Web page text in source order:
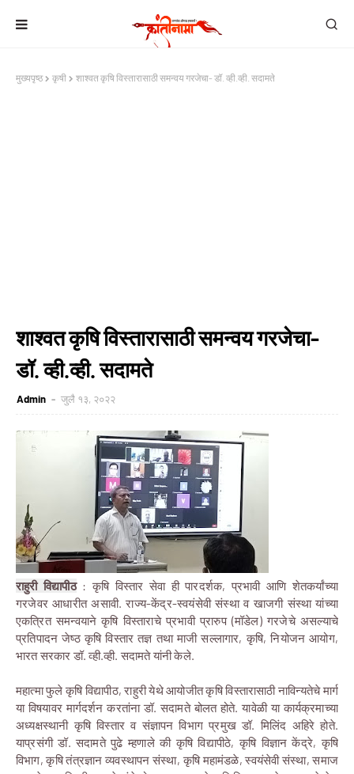
मुख्यपृष्ठ कृषी शाश्वत कृषि विस्तारासाठी समन्वय गरजेचा- डॉ. व्ही.व्ही. सदामते
शाश्वत कृषि विस्तारासाठी समन्वय गरजेचा-
डॉ. व्ही.व्ही. सदामते
Admin जुलै १३, २०२२
राहुरी विद्यापीठ:कृषि विस्तार सेवा ही पारदर्शक, प्रभावी आणि शेतकर्यांच्या
गरजेवर आधारीत असावी. राज्य-केंद्र-स्वयंसेवी संस्था व खाजगी संस्था यांच्या
एकत्रित समन्वयाने कृषि विस्ताराचे प्रभावी प्रारुप (मॉडेल) गरजेचे असल्याचे
प्रतिपादन जेष्ठ कृषि विस्तार तज्ञ तथा माजी सल्लागार, कृषि, नियोजन आयोग,
भारत सरकार डॉ. व्ही.व्ही. सदामते यांनी केले.
महात्मा फुले कृषि विद्यापीठ, राहुरी येथे आयोजीत कृषि विस्तारासाठी नाविन्यतेचे मार्ग
या विषयावर मार्गदर्शन करतांना डॉ. सदामते बोलत होते. यावेळी या कार्यक्रमाच्या
अध्यक्षस्थानी कृषि विस्तार व संज्ञापन विभाग प्रमुख डॉ. मिलिंद अहिरे होते.
याप्रसंगी डॉ. सदामते पुढे म्हणाले की कृषि विद्यापीठे, कृषि विज्ञान केंद्रे, कृषि
विभाग, कृषि तंत्रज्ञान व्यवस्थापन संस्था, कृषि महामंडळे, स्वयंसेवी संस्था, समाज